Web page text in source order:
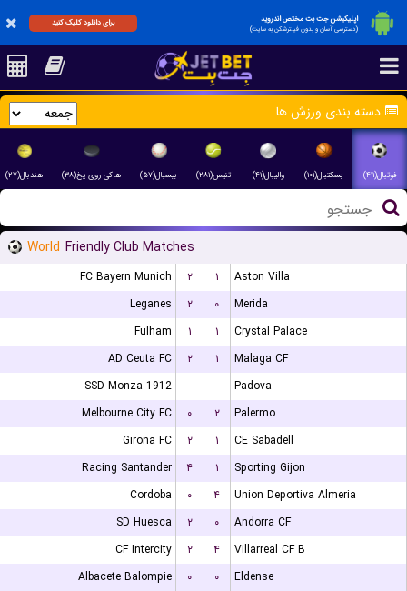
اپلیکیشن جت بت مختص اندروید
(دسترسی آسان و بدون فیلترشکن به سایت)
برای دانلود کلیک کنید
دسته بندی ورزش ها
فوتبال(۴۱۱) بسکتبال(۱۰۱) والیبال(۴۱) تنیس(۲۸۱) بیسبال(۵۷) هاکی روی یخ(۳۸) هندبال(۲۷)
World Friendly Club Matches
FC Bayern Munich ۲ ۱
Aston Villa
Leganes
۲ ۰
Merida
Fulham
۱ ۱
Crystal Palace
AD Ceuta FC
۲ ۱
Malaga CF
SSD Monza 1912
- -
Padova
Melbourne City FC
۰ ۲
Palermo
Girona FC
۲ ۱
CE Sabadell
Racing Santander
۴ ۱
Sporting Gijon
Cordoba
۰ ۴
Union Deportiva Almeria
SD Huesca
۲ ۰
Andorra CF
CF Intercity
۲ ۴
Villarreal CF B
Albacete Balompie
۰ ۰
Eldense